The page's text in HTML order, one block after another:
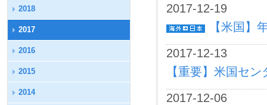
2018
2017
2016
2015
2014
2017-12-19
【米国】
2017-12-13
【重要】米国セ
2017-12-06